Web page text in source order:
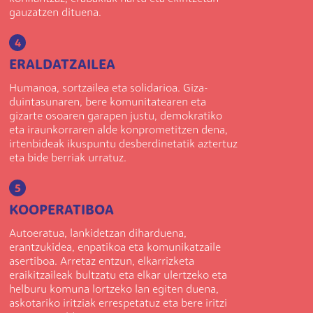
gauzatzen dituena.
4
ERALDATZAILEA
Humanoa, sortzailea eta solidarioa. Giza-
duintasunaren, bere komunitatearen eta
gizarte osoaren garapen justu, demokratiko
eta iraunkorraren alde konprometitzen dena,
irtenbideak ikuspuntu desberdinetatik aztertuz
eta bide berriak urratuz.
5
KOOPERATIBOA
Autoeratua, lankidetzan diharduena,
erantzukidea, enpatikoa eta komunikatzaile
asertiboa. Arretaz entzun, elkarrizketa
eraikitzaileak bultzatu eta elkar ulertzeko eta
helburu komuna lortzeko lan egiten duena,
askotariko iritziak errespetatuz eta bere iritzi